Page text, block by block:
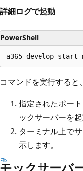
詳細ログで起動
PowerShell
コマンドを実行すると
指定されたポー
ックサーバーを起
ターミナル上で
示します。
モックサーバ